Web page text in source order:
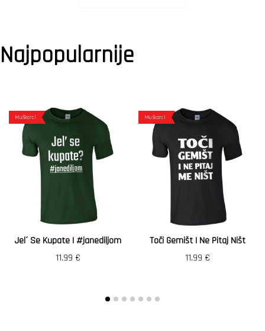
Najpopularnije
Muškarci
Jel´ Se Kupate | #janediljom
11.99 €
Muškarci
Toči Gemišt I Ne Pitaj Ništ
11.99 €